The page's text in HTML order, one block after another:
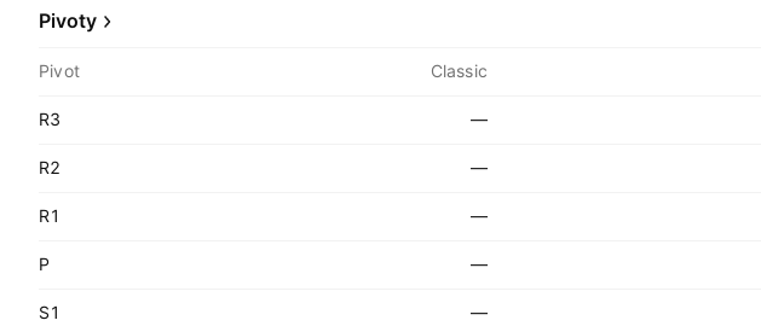
Pivoty
Pivot Classic
R3 —
R2 —
R1 —
P —
S1 —